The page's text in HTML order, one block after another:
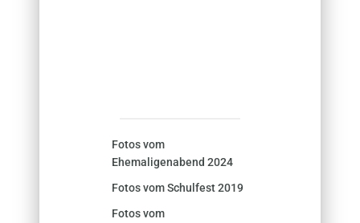
Fotos vom
Ehemaligenabend 2024
Fotos vom Schulfest 2019
Fotos vom